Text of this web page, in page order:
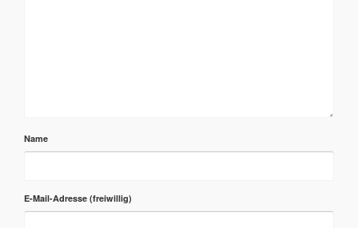
Name
E-Mail-Adresse